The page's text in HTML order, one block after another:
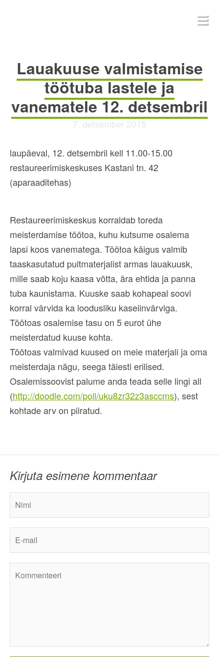
Lauakuuse valmistamise
töötuba lastele ja
vanematele 12. detsembril
7. detsember 2015
laupäeval, 12. detsembril kell 11.00-15.00
restaureerimiskeskuses Kastani tn. 42
(aparaaditehas)
Restaureerimiskeskus korraldab toreda
meisterdamise töötoa, kuhu kutsume osalema
lapsi koos vanematega. Töötoa käigus valmib
taaskasutatud puitmaterjalist armas lauakuusk,
mille saab koju kaasa võtta, ära ehtida ja panna
tuba kaunistama. Kuuske saab kohapeal soovi
korral värvida ka loodusliku kaseiinvärviga.
Töötoas osalemise tasu on 5 eurot ühe
meisterdatud kuuse kohta.
Töötoas valmivad kuused on meie materjali ja oma
meisterdaja nägu, seega täiesti erilised.
Osalemissoovist palume anda teada selle lingi all
(http://doodle.com/poll/uku8zr32z3asccms), sest
kohtade arv on piiratud.
Kirjuta esimene kommentaar